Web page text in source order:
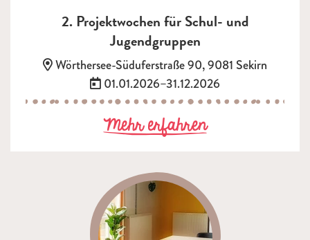
2. Projektwochen für Schul- und
Jugendgruppen
Adresse:
Wörthersee-Süduferstraße 90, 9081 Sekirn
Termin:
01.01.2026–31.12.2026
Mehr erfahrenzu 2.